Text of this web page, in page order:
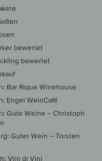
bewertet
bewertet
Bar Rique Winehouse
Engel WeinCafé
Gute Weine – Christoph
Guter Wein – Torsten
Vini di Vini